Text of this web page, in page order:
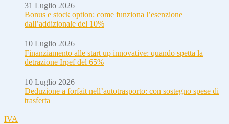
31 Luglio 2026
Bonus e stock option: come funziona l’esenzione
dall’addizionale del 10%
10 Luglio 2026
Finanziamento alle start up innovative: quando spetta la
detrazione Irpef del 65%
10 Luglio 2026
Deduzione a forfait nell’autotrasporto: con sostegno spese di
trasferta
IVA